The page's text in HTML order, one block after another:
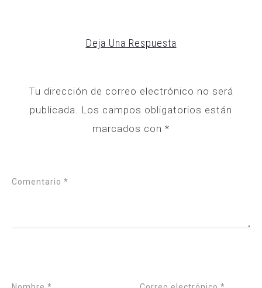
Deja Una Respuesta
Tu dirección de correo electrónico no será
publicada.
Los campos obligatorios están
marcados con *
Comentario *